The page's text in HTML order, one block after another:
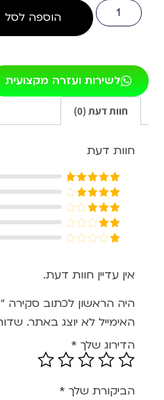
הוספה לסל
לשירות ועזרה מקצועית
חוות דעת (0)
חוות דעת
דורג5מתוך
5
דורג4
מתוך 5
דורג3
מתוך 5
דורג
מתוך
5
אין עדיין חוות דעת.
היה הראשון לכתוב סקירה “25 אשפתונים עם ידיות”
האימייל לא יוצג באתר.
הדירוג שלך *
הביקורת שלך *